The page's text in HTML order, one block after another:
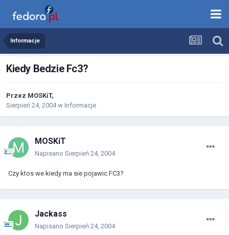
Informacje
Kiedy Bedzie Fc3?
Przez MOSKiT,
Sierpień 24, 2004w Informacje
MOSKiT
Napisano Sierpień 24, 2004
Czy ktos we kiedy ma sie pojawic FC3?
Jackass
Napisano Sierpień 24, 2004